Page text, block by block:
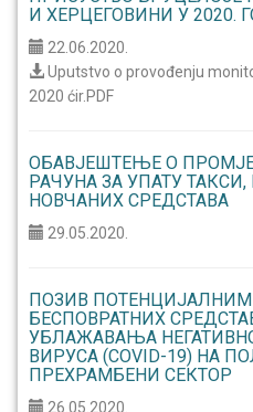
И ХЕРЦЕГОВИНИ У 2020.
22.06.2020.
Uputstvo o provođenju
2020 ćir.PDF
ОБАВЈЕШТЕЊЕ О
РАЧУНА ЗА УПАТУ
НОВЧАНИХ СРЕДСТАВА
29.05.2020.
ПОЗИВ
БЕСПОВРАТНИХ
УБЛАЖАВАЊА
ВИРУСА (COVID-19) НА
ПРЕХРАМБЕНИ СЕКТОР
26.05.2020.